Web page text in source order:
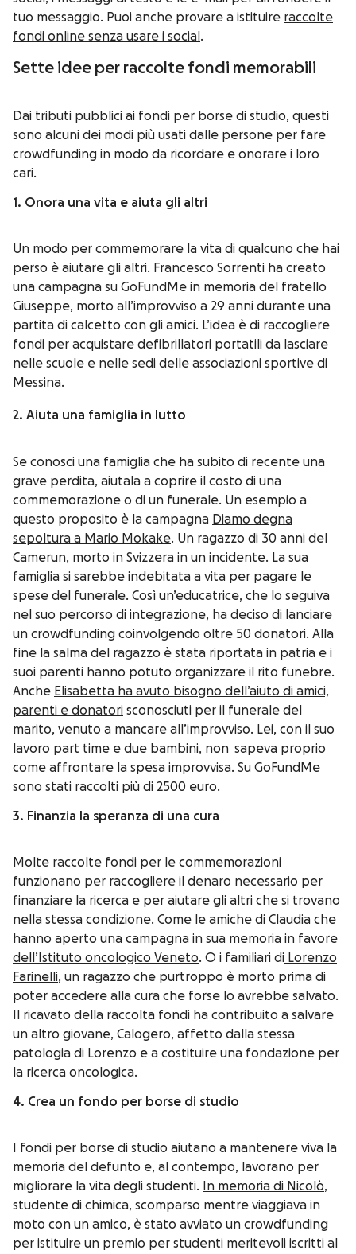
tuo messaggio. Puoi anche provare a istituire raccolte
fondi online senza usare i social .
Sette idee per raccolte fondi memorabili
Dai tributi pubblici ai fondi per borse di studio, questi
sono alcuni dei modi più usati dalle persone per fare
crowdfunding in modo da ricordare e onorare i loro
cari.
1. Onora una vita e aiuta gli altri
Un modo per commemorare la vita di qualcuno che hai
perso è aiutare gli altri. Francesco Sorrenti ha creato
una campagna su GoFundMe in memoria del fratello
Giuseppe, morto all’improvviso a 29 anni durante una
partita di calcetto con gli amici. L’idea è di raccogliere
fondi per acquistare defibrillatori portatili da lasciare
nelle scuole e nelle sedi delle associazioni sportive di
Messina.
2. Aiuta una famiglia in lutto
Se conosci una famiglia che ha subito di recente una
grave perdita, aiutala a coprire il costo di una
commemorazione o di un funerale. Un esempio a
questo proposito è la campagna Diamo degna
sepoltura a Mario Mokake. Un ragazzo di 30 anni del
Camerun, morto in Svizzera in un incidente. La sua
famiglia si sarebbe indebitata a vita per pagare le
spese del funerale. Così un’educatrice, che lo seguiva
nel suo percorso di integrazione, ha deciso di lanciare
un crowdfunding coinvolgendo oltre 50 donatori. Alla
fine la salma del ragazzo è stata riportata in patria e i
suoi parenti hanno potuto organizzare il rito funebre.
Anche Elisabetta ha avuto bisogno dell’aiuto di amici,
parenti e donatori sconosciuti per il funerale del
marito, venuto a mancare all’improvviso. Lei, con il suo
lavoro part time e due bambini, non sapeva proprio
come affrontare la spesa improvvisa. Su GoFundMe
sono stati raccolti più di 2500 euro.
3. Finanzia la speranza di una cura
Molte raccolte fondi per le commemorazioni
funzionano per raccogliere il denaro necessario per
finanziare la ricerca e per aiutare gli altri che si trovano
nella stessa condizione. Come le amiche di Claudia che
hanno aperto una campagna in sua memoria in favore
dell’Istituto oncologico Veneto. O i familiari di Lorenzo
Farinelli, un ragazzo che purtroppo è morto prima di
poter accedere alla cura che forse lo avrebbe salvato.
Il ricavato della raccolta fondi ha contribuito a salvare
un altro giovane, Calogero, affetto dalla stessa
patologia di Lorenzo e a costituire una fondazione per
la ricerca oncologica.
4. Crea un fondo per borse di studio
I fondi per borse di studio aiutano a mantenere viva la
memoria del defunto e, al contempo, lavorano per
migliorare la vita degli studenti.
In memoria di Nicolò,
studente di chimica, scomparso mentre viaggiava in
moto con un amico, è stato avviato un crowdfunding
per istituire un premio per studenti meritevoli iscritti al